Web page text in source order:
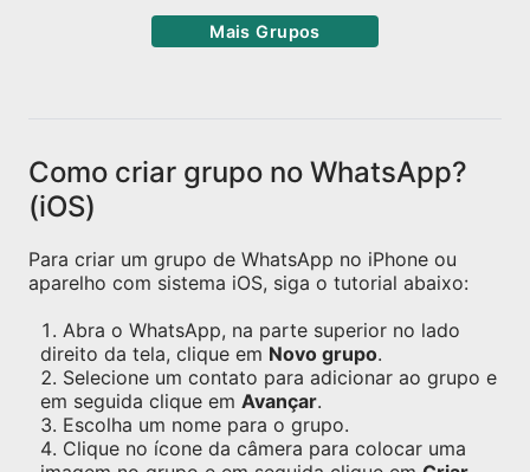
Mais Grupos
Como criar grupo no WhatsApp?
(iOS)
Para criar um grupo de WhatsApp no iPhone ou
aparelho com sistema iOS, siga o tutorial abaixo:
Abra o WhatsApp, na parte superior no lado
direito da tela, clique em Novo grupo.
Selecione um contato para adicionar ao grupo e
em seguida clique em Avançar.
Escolha um nome para o grupo.
Clique no ícone da câmera para colocar uma